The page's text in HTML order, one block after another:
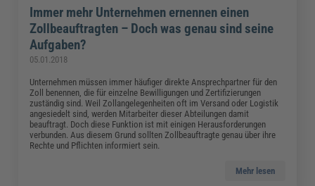
Immer mehr Unternehmen ernennen einen
Zollbeauftragten – Doch was genau sind seine
Aufgaben?
05.01.2018
Unternehmen müssen immer häufiger direkte Ansprechpartner für den
Zoll benennen, die für einzelne Bewilligungen und Zertifizierungen
zuständig sind. Weil Zollangelegenheiten oft im Versand oder Logistik
angesiedelt sind, werden Mitarbeiter dieser Abteilungen damit
beauftragt. Doch diese Funktion ist mit einigen Herausforderungen
verbunden. Aus diesem Grund sollten Zollbeauftragte genau über ihre
Rechte und Pflichten informiert sein.
Mehr lesen